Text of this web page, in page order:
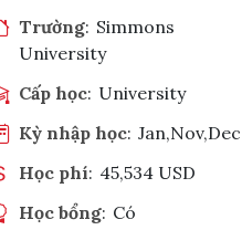
Trường: Simmons
University
Cấp học: University
Kỳ nhập học: Jan,Nov,Dec
Học phí: 45,534 USD
Học bổng: Có